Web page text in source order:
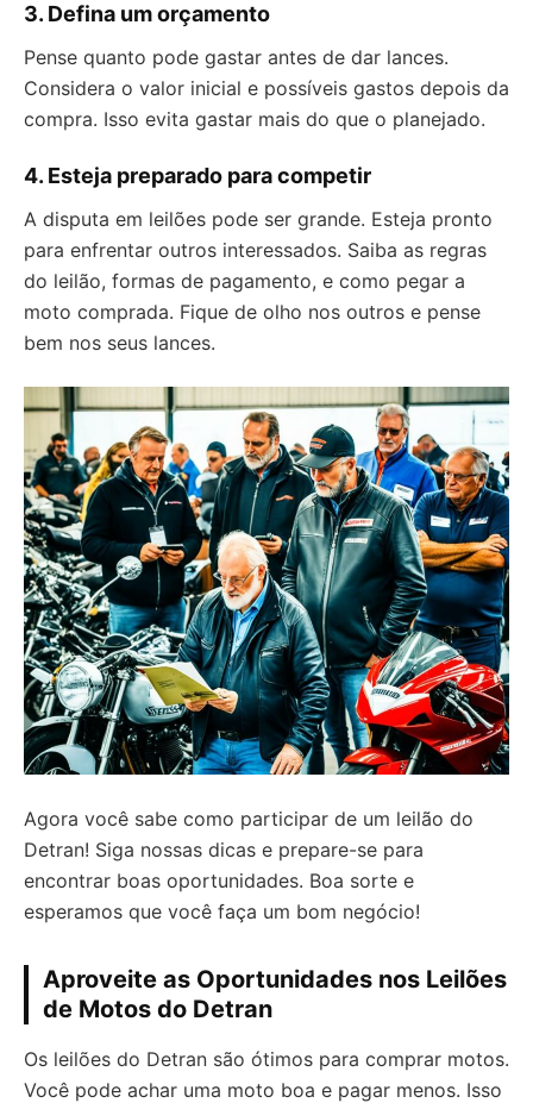
3. Defina um orçamento
Pense quanto pode gastar antes de dar lances.
Considera o valor inicial e possíveis gastos depois da
compra. Isso evita gastar mais do que o planejado.
4. Esteja preparado para competir
A disputa em leilões pode ser grande. Esteja pronto
para enfrentar outros interessados. Saiba as regras
do leilão, formas de pagamento, e como pegar a
moto comprada. Fique de olho nos outros e pense
bem nos seus lances.
Agora você sabe como participar de um leilão do
Detran! Siga nossas dicas e prepare-se para
encontrar boas oportunidades. Boa sorte e
esperamos que você faça um bom negócio!
Aproveite as Oportunidades nos Leilões
de Motos do Detran
Os leilões do Detran são ótimos para comprar motos.
Você pode achar uma moto boa e pagar menos. Isso